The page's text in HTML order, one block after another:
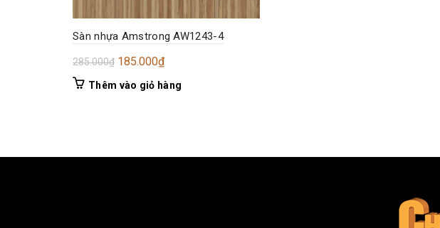
Sàn nhựa Amstrong AW1243-4
285.000₫ Giá
gốc
185.000₫Giá
hiện
Thêm vào giỏ hàng